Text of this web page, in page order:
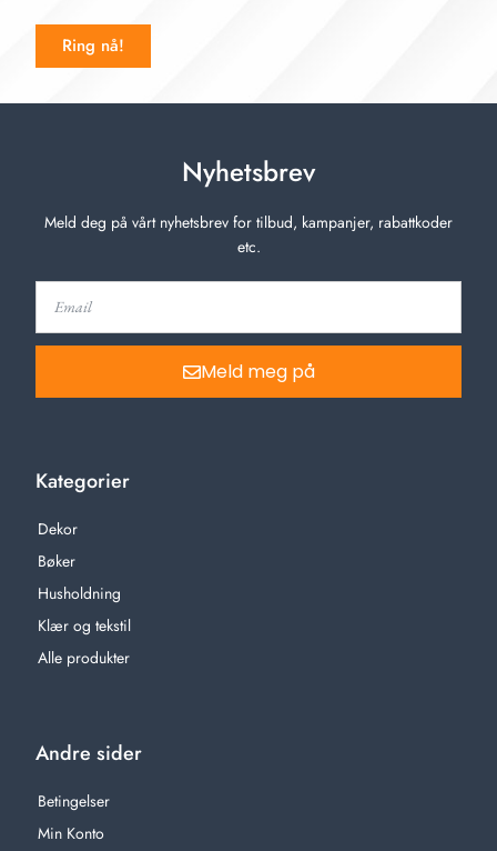
Ring nå!
Nyhetsbrev
Meld deg på vårt nyhetsbrev for tilbud, kampanjer, rabattkoder
etc.
Meld meg på
Kategorier
Dekor
Bøker
Husholdning
Klær og tekstil
Alle produkter
Andre sider
Betingelser
Min Konto